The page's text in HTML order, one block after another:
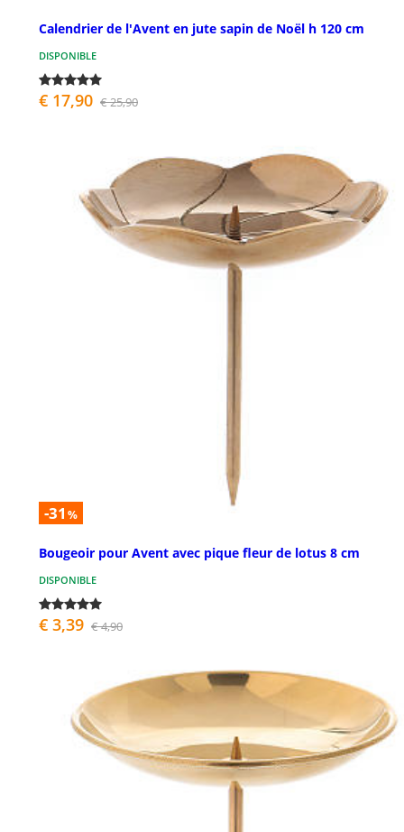
Calendrier de l'Avent en jute sapin de Noël h 120 cm
DISPONIBLE
€ 17,90 € 25,90
-31 %
Bougeoir pour Avent avec pique fleur de lotus 8 cm
DISPONIBLE
€ 3,39 € 4,90